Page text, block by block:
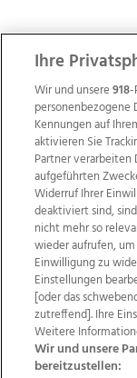
ZUR
Wir über uns
Datenschutz
AGB Website
Ihre
Wir und unsere918-
Kennungen auf
aktivieren Sie
Partner
aufgeführten
Widerruf Ihrer
deaktiviert sind,
nicht mehr so
wieder aufrufen,
Einwilligung zu
Einstellungen
[oder das
zutreffend]. Ihre
Weitere
Wir und unsere
bereitzustellen: